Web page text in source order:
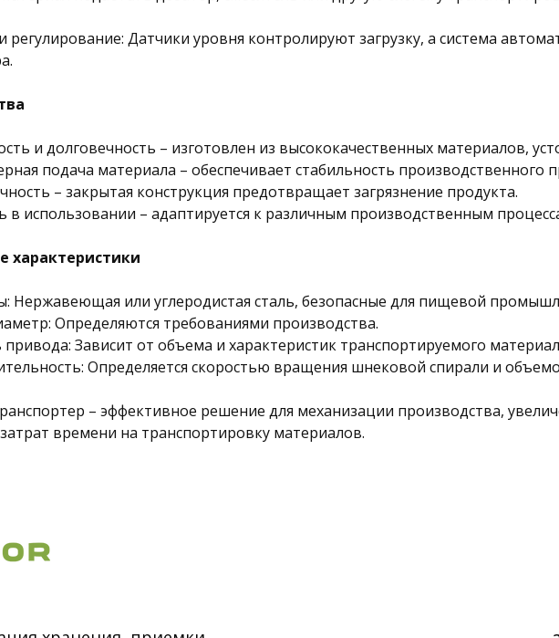
регулирование: Датчики уровня контролируют загрузку, а система
и долговечность – изготовлен из высококачественных материалов,
подача материала – обеспечивает стабильность производственного
– закрытая конструкция предотвращает загрязнение продукта.
в использовании – адаптируется к различным производственным
характеристики
Нержавеющая или углеродистая сталь, безопасные для пищевой
Определяются требованиями производства.
Зависит от объема и характеристик транспортируемого
Определяется скоростью вращения шнековой спирали и
– эффективное решение для механизации производства,
времени на транспортировку материалов.